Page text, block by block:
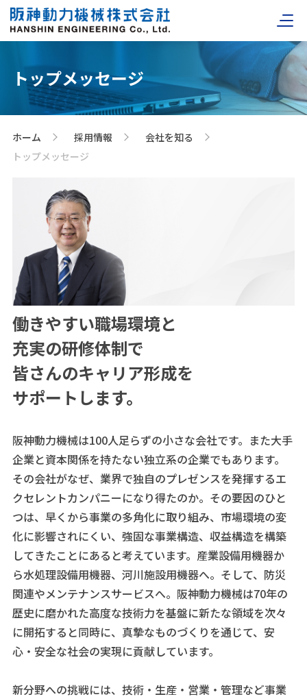
トップメッセージ
ホーム 採用情報 会社を知る
トップメッセージ
働きやすい職場環境と
充実の研修体制で
皆さんのキャリア形成を
サポートします。
阪神動力機械は100人足らずの小さな会社です。また大手
企業と資本関係を持たない独立系の企業でもあります。
その会社がなぜ、業界で独自のプレゼンスを発揮するエ
クセレントカンパニーになり得たのか。その要因のひと
つは、早くから事業の多角化に取り組み、市場環境の変
化に影響されにくい、強固な事業構造、収益構造を構築
してきたことにあると考えています。産業設備用機器か
ら水処理設備用機器、河川施設用機器へ。そして、防災
関連やメンテナンスサービスへ。阪神動力機械は70年の
歴史に磨かれた高度な技術力を基盤に新たな領域を次々
に開拓すると同時に、真摯なものづくりを通じて、安
心・安全な社会の実現に貢献しています。
新分野への挑戦には、技術・生産・営業・管理など事業